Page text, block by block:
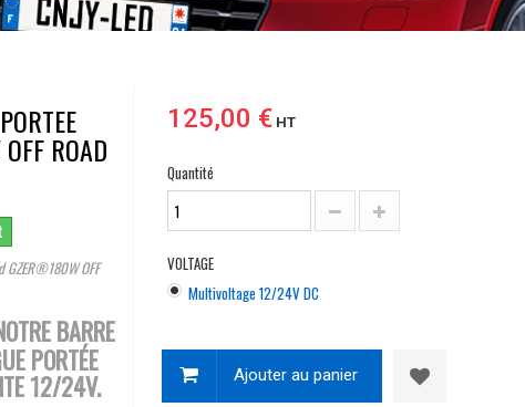
ROAD
GZER®180W OFF
BARRE
PORTÉE
12/24V.
125,00 €HT
Quantité
VOLTAGE
Multivoltage 12/24V DC
Ajouter au panier